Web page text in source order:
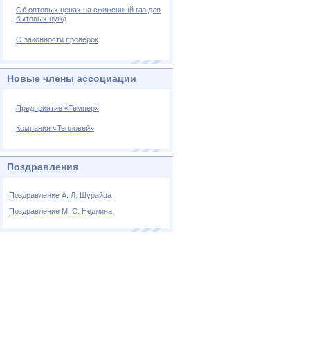
Об оптовых ценах на сжиженный газ для
бытовых нужд
О законности проверок
Новые члены ассоциации
Предприятие «Темпер»
Компания «Тепловей»
Поздравления
Поздравление А. Л. Шурайца
Поздравление М. С. Недлина